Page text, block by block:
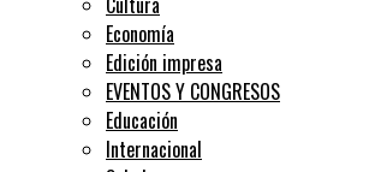
Economía
Edición impresa
EVENTOS Y CONGRESOS
Educación
Internacional